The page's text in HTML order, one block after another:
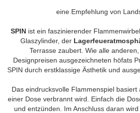
eine Empfehlung von
SPIN ist ein faszinierender
Glaszylinder, der
Terrasse zaubert. Wie alle
Designpreisen ausgezeichneten höfats
SPIN durch erstklassige Ästhetik und
Das eindrucksvolle Flammenspiel basiert
einer Dose verbrannt wird. Einfach die
und entzünden. Im Anschluss daran